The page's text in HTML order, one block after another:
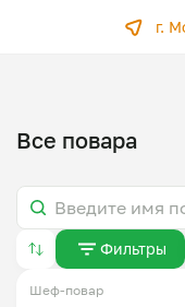
г.
Все повара
Фильтры
Шеф-повар